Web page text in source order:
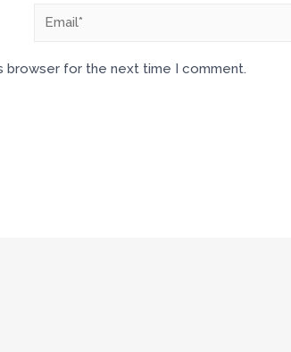
browser for the next time I comment.